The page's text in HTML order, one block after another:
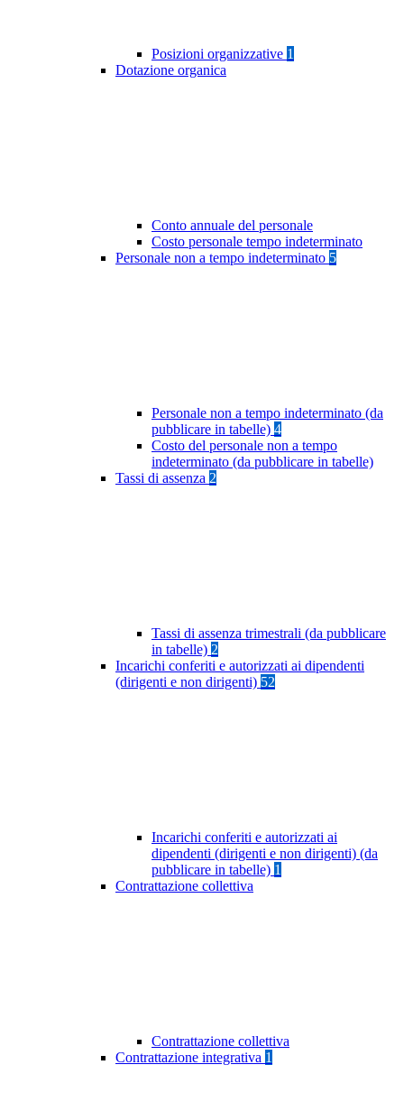
Posizioni organizzative 1
Dotazione organica
Conto annuale del personale
Costo personale tempo indeterminato
Personale non a tempo indeterminato 5
Personale non a tempo indeterminato (da
pubblicare in tabelle) 4
Costo del personale non a tempo
indeterminato (da pubblicare in tabelle)
Tassi di assenza 2
Tassi di assenza trimestrali (da pubblicare
in tabelle) 2
Incarichi conferiti e autorizzati ai dipendenti
(dirigenti e non dirigenti) 52
Incarichi conferiti e autorizzati ai
dipendenti (dirigenti e non dirigenti) (da
pubblicare in tabelle) 1
Contrattazione collettiva
Contrattazione collettiva
Contrattazione integrativa 1